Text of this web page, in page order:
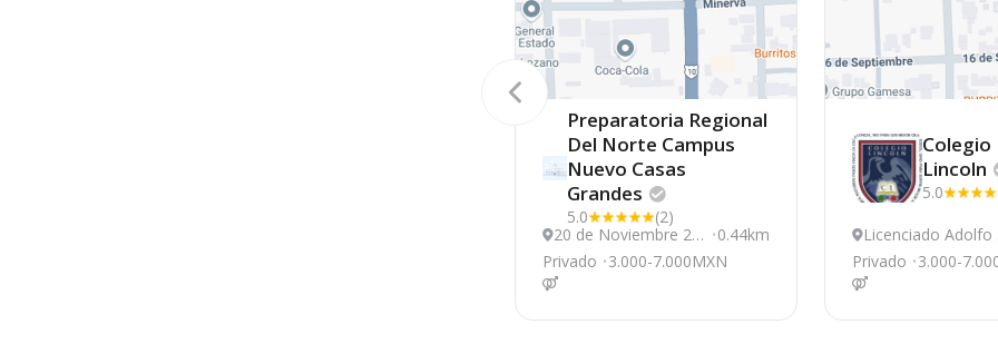
Preparatoria Regional
Del Norte Campus
Nuevo Casas
Grandes
5.0
(2)
20 de Noviembre 20
1, Nuevo Casas Gran
des
0.44km
Privado
3.000-7.000MXN
Colegio
Lincoln
5.0
Licenciado Adolfo
pez Mateos 102,
evo Casas Grandes
Privado
3.000-